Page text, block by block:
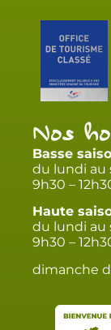
Nos
Basse
du lundi au
9h30 –
Haute
du lundi au
9h30 –
dimanche